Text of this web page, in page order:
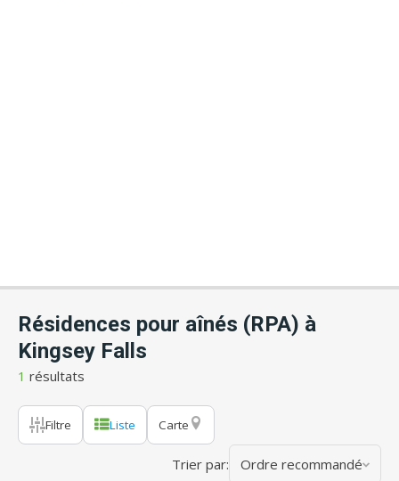
Résidences pour aînés (RPA) à
Kingsey Falls
1 résultats
Filtre Liste Carte
Trier par: Ordre recommandé